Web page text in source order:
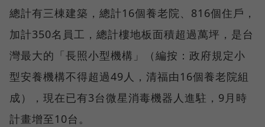
總計有三棟建築，總計16個養老院、816個住戶，
加計350名員工，總計樓地板面積超過萬坪，是台
灣最大的「長照小型機構」（編按：政府規定小
型安養機構不得超過49人，清福由16個養老院組
成），現在已有3台微星消毒機器人進駐，9月時
計畫增至10台。